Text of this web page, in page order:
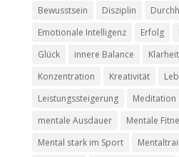
Bewusstsein
Disziplin
Emotionale Intelligenz
Erfolg
Glück
innere Balance Klarheit
Konzentration
Kreativität
Leistungssteigerung
Meditation
mentale Ausdauer
Mentale
Mental stark im Sport